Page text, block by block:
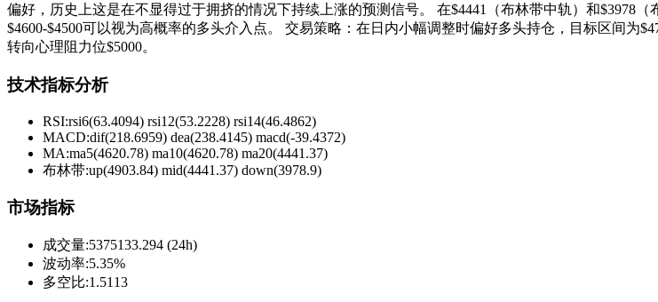
偏好，历史上这是在不显得过于拥挤的情况下持续上涨的预测信号。 在$4441（布林带中轨）和$3978
$4600-$4500可以视为高概率的多头介入点。 交易策略：在日内小幅调整时偏好多头持仓，目标区间为
转向心理阻力位$5000。
技术指标分析
RSI:rsi6(63.4094) rsi12(53.2228) rsi14(46.4862)
MACD:dif(218.6959) dea(238.4145) macd(-39.4372)
MA:ma5(4620.78) ma10(4620.78) ma20(4441.37)
布林带:up(4903.84) mid(4441.37) down(3978.9)
市场指标
成交量:5375133.294 (24h)
波动率:5.35%
多空比:1.5113